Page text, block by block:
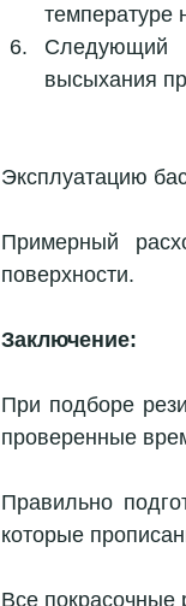
температуре
Следующий
высыхания
Эксплуатацию
Примерный
поверхности.
Заключение:
При подборе
проверенные
Правильно
которые
Все покрасочные